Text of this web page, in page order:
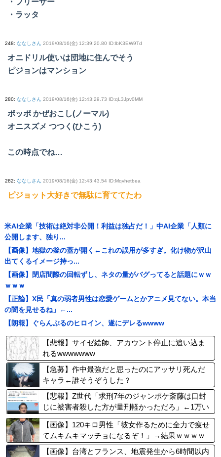
・ラッタ
248: ななしさん 2019/08/16(金) 12:39:20.80 ID:lbK3EW9Td
オニドリル使いは団地に住んでそう
ピジョンはマンション
280: ななしさん 2019/08/16(金) 12:43:29.73 ID:qL3Jpv0MM
ポッポ かぜおこし(ノーマル)
オニスズメ つつく(ひこう)
この時点でね…
282: ななしさん 2019/08/16(金) 12:43:43.54 ID:Mqvhetbea
ピジョット大好きで無駄に育ててたわ
米AI企業「技術は絶対非公開！利益は独占だ！」中AI企業「人類に
公開します、独り...
【画像】地獄の釜の蓋が開く←これの誤用が多すぎ。化け物が沢山
出てくるイメージ持っ...
【画像】閉店間際の回転ずし、ネタの量がバグってると話題にｗｗ
ｗｗｗ
【正論】X民「真の弱者男性は恋愛ゲームとかアニメ見てない。本当
の闇を見せるね」←...
【朗報】ぐらんぶるのヒロイン、遂にデレるwwww
【悲報】サイゼ絵師、アカウント停止に追い込ま
れるwwwwwww
【急募】作中最強だと思ったのにアッサリ死んだ
キャラ←誰そうぞうした？
【悲報】Z世代「求刑7年のジャンポケ斎藤は口封
じに被害者殺した方が量刑軽かっただろ」←1万い
いね
【画像】120キロ男性「彼女作るために全力で痩せ
てムキムキマッチョになるぞ！」→結果ｗｗｗｗ
【画像】台湾とフランス、地震発生から6時間以内